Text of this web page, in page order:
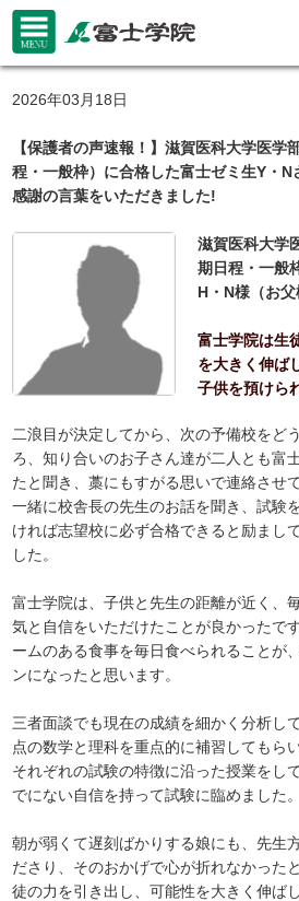
2026年03月18日
【保護者の声速報！】滋賀医科大学医学
程・一般枠）に合格した富士ゼミ生Y・N
感謝の言葉をいただきました!
滋賀医科大学
期日程・一般
H・N様（お父
富士学院は生
を大きく伸ば
子供を預けら
二浪目が決定してから、次の予備校をど
ろ、知り合いのお子さん達が二人とも富
たと聞き、藁にもすがる思いで連絡させ
一緒に校舎長の先生のお話を聞き、試験
ければ志望校に必ず合格できると励まし
した。
富士学院は、子供と先生の距離が近く、
気と自信をいただけたことが良かったで
ームのある食事を毎日食べられることが
ンになったと思います。
三者面談でも現在の成績を細かく分析し
点の数学と理科を重点的に補習してもら
それぞれの試験の特徴に沿った授業をし
でにない自信を持って試験に臨めました。
朝が弱くて遅刻ばかりする娘にも、先生
ださり、そのおかげで心が折れなかった
徒の力を引き出し、可能性を大きく伸ば